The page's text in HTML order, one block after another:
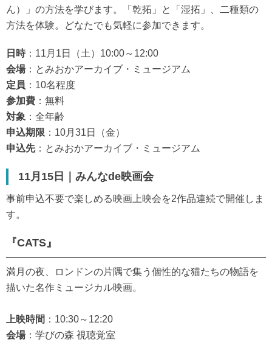
ん）」の方法を学びます。「乾拓」と「湿拓」、二種類の
方法を体験。どなたでも気軽に参加できます。
日時：11月1日（土）10:00～12:00
会場：とみおかアーカイブ・ミュージアム
定員 ：10名程度
参加費 ：無料
対象 ：全年齢
申込期限 ：10月31日（金）
申込先：とみおかアーカイブ・ミュージアム
11月15日｜みんなde映画会
事前申込不要で楽しめる映画上映会を2作品連続で開催しま
す。
『CATS』
満月の夜、ロンドンの片隅で集う個性的な猫たちの物語を
描いた名作ミュージカル映画。
上映時間 ：10:30～12:20
会場：学びの森 視聴覚室